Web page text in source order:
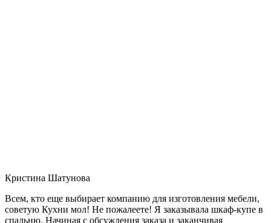
Кристина Шатунова
Всем, кто еще выбирает компанию для изготовления мебели,
советую Кухни мол! Не пожалеете! Я заказывала шкаф-купе в
спальню. Начиная с обсуждения заказа и заканчивая